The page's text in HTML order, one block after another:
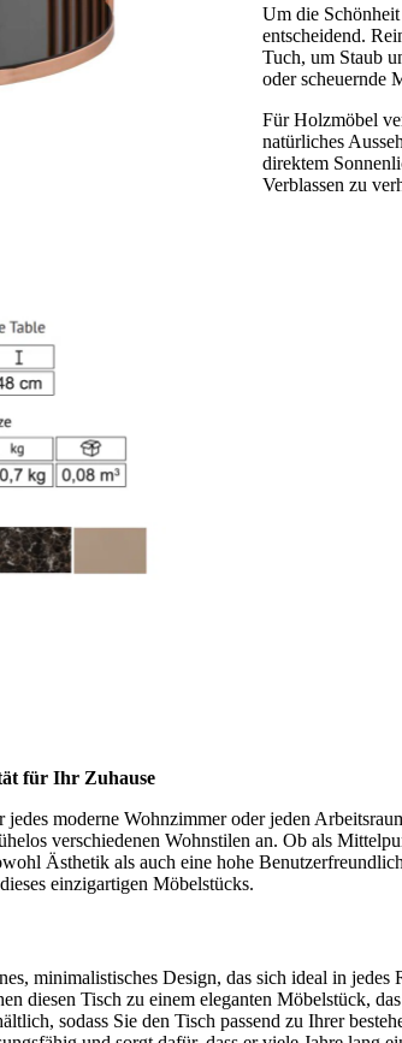
Um die
entscheidend.
Tuch, um Staub
oder scheuernde
Für Holzmöbel
natürliches
direktem
Verblassen zu
für Ihr Zuhause
moderne Wohnzimmer oder jeden
verschiedenen Wohnstilen an. Ob als
Ästhetik als auch eine hohe
einzigartigen Möbelstücks.
minimalistisches Design, das sich ideal in
diesen Tisch zu einem eleganten Möbelstück,
sodass Sie den Tisch passend zu Ihrer